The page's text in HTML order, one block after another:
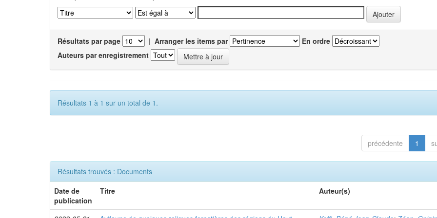
Résultats par page | Arranger les items par
En ordre
Auteurs par enregistrement
Résultats 1 à 1 sur un total de 1.
précédente 1
Résultats trouvés : Documents
Date de
publication
Titre Auteur(s)